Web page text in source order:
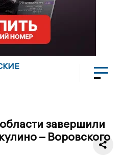
завершили
– Воровского